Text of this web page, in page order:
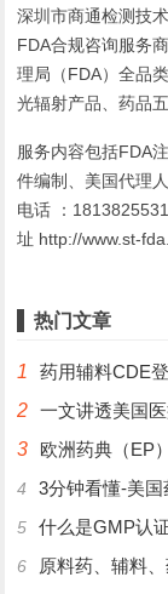
深圳市商通检测技
FDA合规咨询服务
理局（FDA）全品
光辐射产品、药品五
服务内容包括FDA
件编制、美国代理
电话 ：
址 http://www.st-
热门文章
1
药用辅料CDE
2
一文讲透美国
3
欧洲药典（EP）
4 3分钟看懂-美
5 什么是GMP认
6 原料药、辅料